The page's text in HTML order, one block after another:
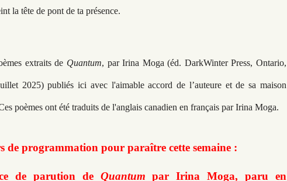
la tête de pont de ta présence.
extraits de Quantum, par Irina Moga (éd. DarkWinter Press, Ontario,
2025) publiés ici avec l'aimable accord de l’auteure et de sa maison
poèmes ont été traduits de l'anglais canadien en français par Irina Moga.
de programmation pour paraître cette semaine :
de parution de Quantum par Irina Moga, paru en